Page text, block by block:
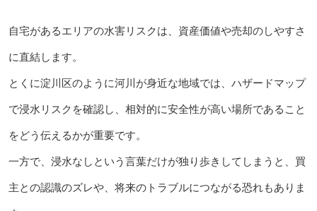
自宅があるエリアの水害リスクは、資産価値や売却のしやすさ
に直結します。
とくに淀川区のように河川が身近な地域では、ハザードマップ
で浸水リスクを確認し、相対的に安全性が高い場所であること
をどう伝えるかが重要です。
一方で、浸水なしという言葉だけが独り歩きしてしまうと、買
主との認識のズレや、将来のトラブルにつながる恐れもありま